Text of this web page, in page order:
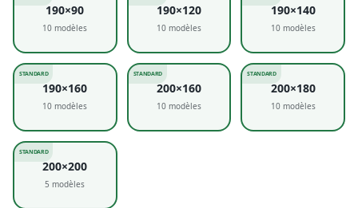
190×90
10 modèles
190×120
10modèles
190×140
10modèles
STANDARD
190×160
10 modèles
STANDARD
200×160
10modèles
STANDARD
200×180
10modèles
STANDARD
200×200
5 modèles